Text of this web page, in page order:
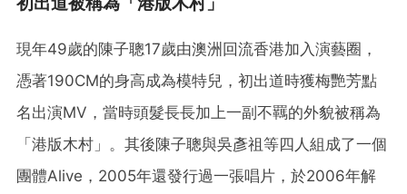
現年49歲的陳子聰17歲由澳洲回流香港加入演藝圈，
憑著190CM的身高成為模特兒，初出道時獲梅艷芳點
名出演MV，當時頭髮長長加上一副不羈的外貌被稱為
「港版木村」。其後陳子聰與吳彥祖等四人組成了一個
團體Alive，2005年還發行過一張唱片，於2006年解